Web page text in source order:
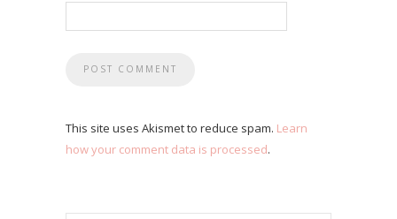
This site uses Akismet to reduce spam. Learn
how your comment data is processed.